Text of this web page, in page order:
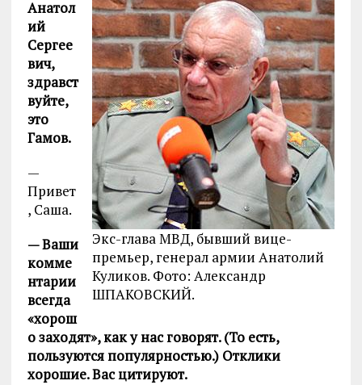
Экс-глава МВД, бывший вице-
премьер, генерал армии Анатолий
Куликов. Фото: Александр
ШПАКОВСКИЙ.
Анатол
ий
Сергее
вич,
здравст
вуйте,
это
Гамов.
—
Привет
, Саша.
— Ваши
комме
нтарии
всегда
«хорош
о заходят», как у нас говорят. (То есть,
пользуются популярностью.) Отклики
хорошие. Вас цитируют.